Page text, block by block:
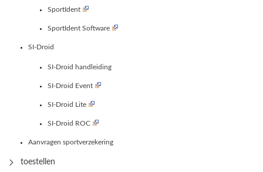
SportIdent
SportIdent Software
SI-Droid
SI-Droid handleiding
SI-Droid Event
SI-Droid Lite
SI-Droid ROC
Aanvragen sportverzekering
toestellen